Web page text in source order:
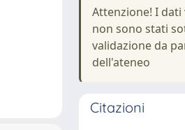
Attenzione! I dati
non sono stati
validazione da
dell'ateneo
Citazioni